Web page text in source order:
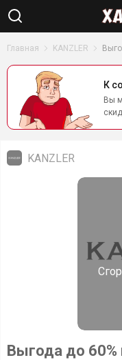
Главная KANZLER
К
Вы
KANZLER
Выгода до